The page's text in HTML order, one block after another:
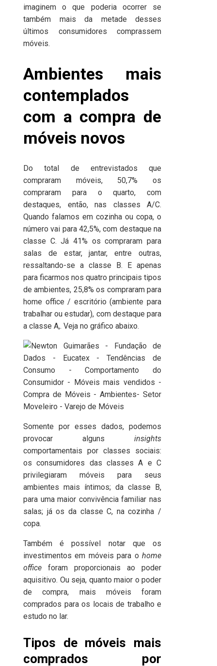
imaginem o que poderia ocorrer se
também mais da metade desses
últimos consumidores comprassem
móveis.
Ambientes mais
contemplados
com a compra de
móveis novos
Do total de entrevistados que
compraram móveis, 50,7% os
compraram para o quarto, com
destaques, então, nas classes A/C.
Quando falamos em cozinha ou copa, o
número vai para 42,5%, com destaque na
classe C. Já 41% os compraram para
salas de estar, jantar, entre outras,
ressaltando-se a classe B. E apenas
para ficarmos nos quatro principais tipos
de ambientes, 25,8% os compraram para
home office / escritório (ambiente para
trabalhar ou estudar), com destaque para
a classe A,. Veja no gráfico abaixo.
Somente por esses dados, podemos
provocar algunsinsights
comportamentais por classes sociais:
os consumidores das classes A e C
privilegiaram móveis para seus
ambientes mais íntimos; da classe B,
para uma maior convivência familiar nas
salas; já os da classe C, na cozinha /
copa.
Também é possível notar que os
investimentos em móveis para o home
office foram proporcionais ao poder
aquisitivo. Ou seja, quanto maior o poder
de compra, mais móveis foram
comprados para os locais de trabalho e
estudo no lar.
Tipos de móveis mais
comprados por